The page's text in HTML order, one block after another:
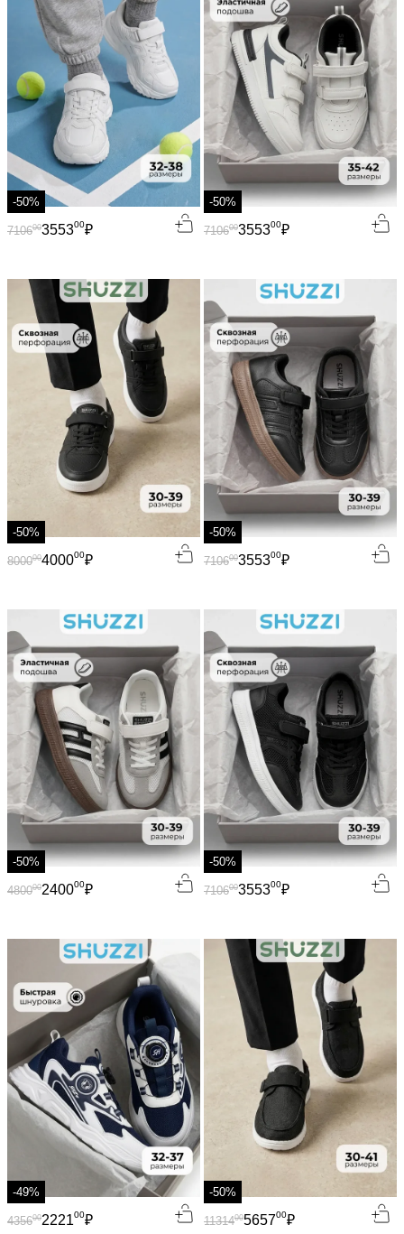
-50%
355300₽
710600
-50%
355300₽
710600
-50%
400000₽
800000
-50%
355300₽
710600
-50%
240000₽
480000
-50%
355300₽
710600
-49%
222100₽
435600
-50%
565700₽
1131400